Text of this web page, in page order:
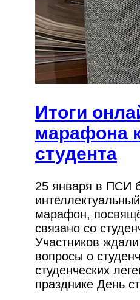
Итоги
марафона
студента
25 января в ПСИ
марафон,
связано со
Участников
вопросы о
студенческих
празднике День